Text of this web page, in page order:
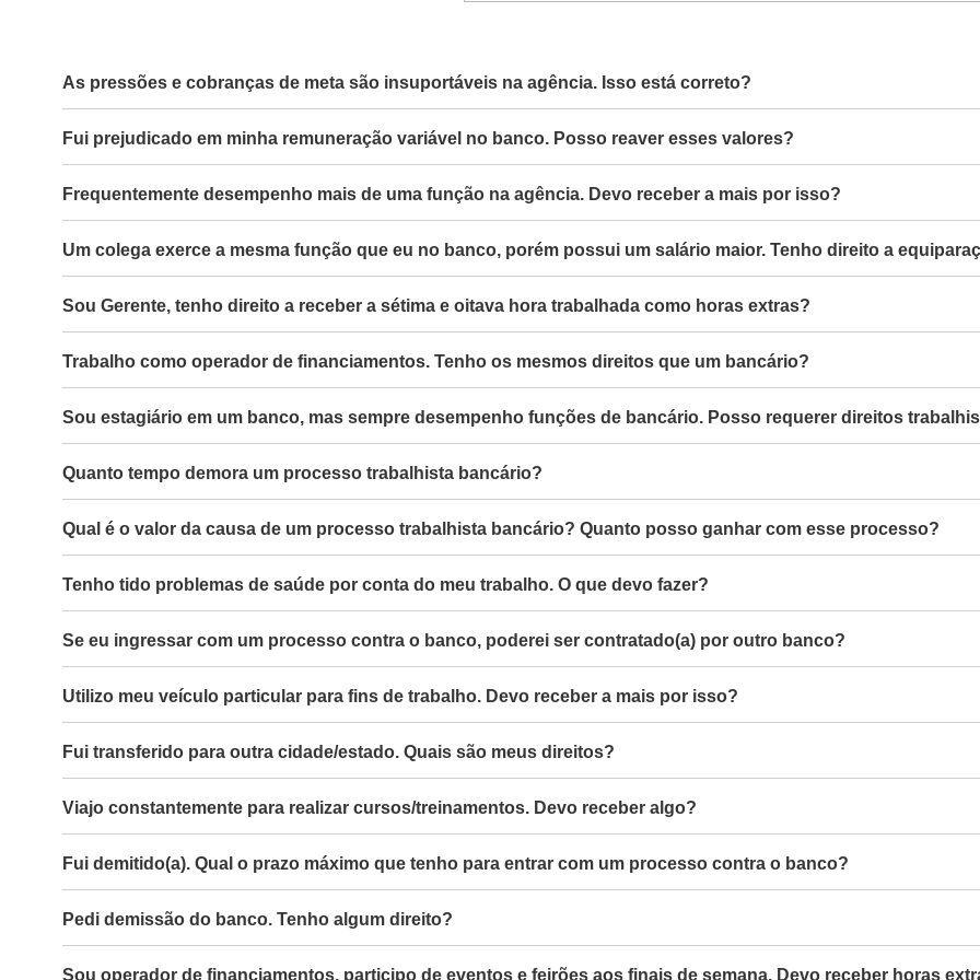
As pressões e cobranças de meta são insuportáveis na agência. Isso está correto?
Fui prejudicado em minha remuneração variável no banco. Posso reaver esses valores?
Frequentemente desempenho mais de uma função na agência. Devo receber a mais por isso?
Um colega exerce a mesma função que eu no banco, porém possui um salário maior. Tenho direito a
Sou Gerente, tenho direito a receber a sétima e oitava hora trabalhada como horas extras?
Trabalho como operador de financiamentos. Tenho os mesmos direitos que um bancário?
Sou estagiário em um banco, mas sempre desempenho funções de bancário. Posso requerer direitos
Quanto tempo demora um processo trabalhista bancário?
Qual é o valor da causa de um processo trabalhista bancário? Quanto posso ganhar com esse processo?
Tenho tido problemas de saúde por conta do meu trabalho. O que devo fazer?
Se eu ingressar com um processo contra o banco, poderei ser contratado(a) por outro banco?
Utilizo meu veículo particular para fins de trabalho. Devo receber a mais por isso?
Fui transferido para outra cidade/estado. Quais são meus direitos?
Viajo constantemente para realizar cursos/treinamentos. Devo receber algo?
Fui demitido(a). Qual o prazo máximo que tenho para entrar com um processo contra o banco?
Pedi demissão do banco. Tenho algum direito?
Sou operador de financiamentos, participo de eventos e feirões aos finais de semana. Devo receber horas